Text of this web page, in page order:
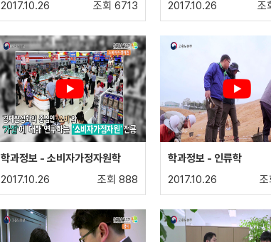
2017.10.26
조회 6713
2017.10.26
조
학과정보 - 소비자가정자원학
2017.10.26
조회 888
학과정보 - 인류학
2017.10.26